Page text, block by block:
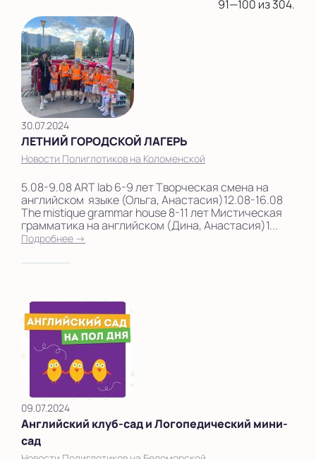
на Домодедовской
на Коломенской
в Московской
области
Выбрать другой город
91—100 из 304.
30.07.2024
ЛЕТНИЙ ГОРОДСКОЙ ЛАГЕРЬ
Новости Полиглотиков на Коломенской
5.08-9.08 ART lab 6-9 лет Творческая смена на
английском языке (Ольга, Анастасия)12.08-16.08
The mistique grammar house 8-11 лет Мистическая
грамматика на английском (Дина, Анастасия)1...
Подробнее →
09.07.2024
Английский клуб-сад и Логопедический мини-
сад